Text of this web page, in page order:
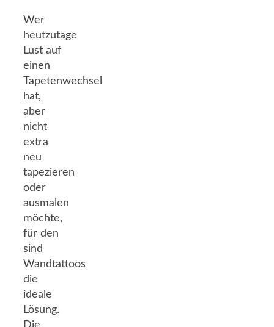
Wer
heutzutage
Lust auf
einen
Tapetenwechsel
hat,
aber
nicht
extra
neu
tapezieren
oder
ausmalen
möchte,
für den
sind
Wandtattoos
die
ideale
Lösung.